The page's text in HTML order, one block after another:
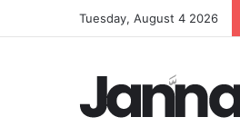
Tuesday, August 4 2026